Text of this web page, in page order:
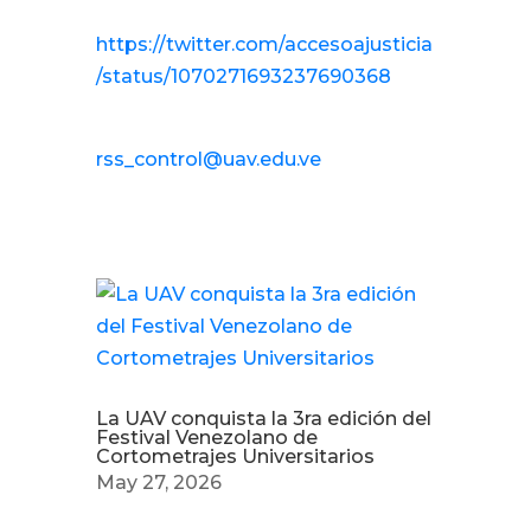
https://twitter.com/accesoajusticia
/status/1070271693237690368
rss_control@uav.edu.ve
La UAV conquista la 3ra edición del
Festival Venezolano de
Cortometrajes Universitarios
May 27, 2026